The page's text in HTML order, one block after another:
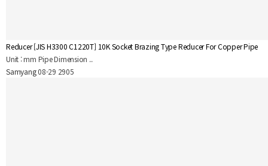
Reducer [JIS H3300 C1220T] 10K Socket Brazing Type Reducer For Copper Pipe
Unit : mm Pipe Dimension ..
Samyang08-29 2905